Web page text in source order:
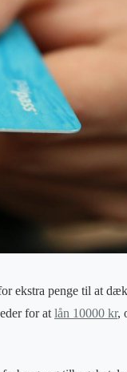
ekstra penge til at
for at lån 10000 kr,